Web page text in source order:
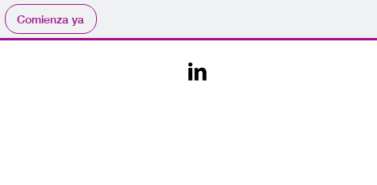
Comienza ya